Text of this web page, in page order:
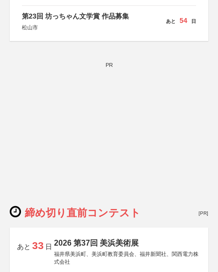
第23回 坊っちゃん文学賞 作品募集
松山市
あと 54 日
PR
締め切り直前コンテスト [PR]
あと 33 日 2026 第37回 美浜美術展
福井県美浜町、美浜町教育委員会、福井新聞社、関西電力株
式会社